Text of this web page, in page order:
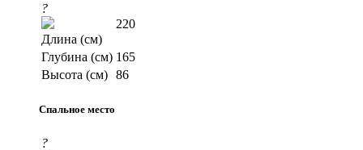
?
Длина (см)
220
Глубина (см) 165
Высота (см) 86
Спальное место
?